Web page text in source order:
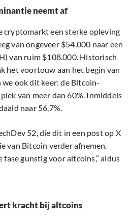
neemt af
cryptomarkt een sterke opleving
van ongeveer $54.000 naar een
van ruim $108.000. Historisch
het voortouw aan het begin van
ook dit keer: de Bitcoin-
van meer dan 60%. Inmiddels
naar 56,7%.
52, die dit in een post op X
van Bitcoin verder afnemen.
fase gunstig voor altcoins,” aldus
kracht bij altcoins